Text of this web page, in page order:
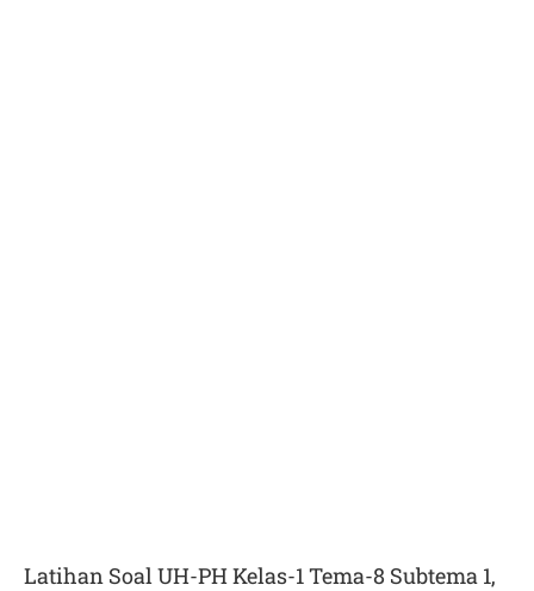
Latihan Soal UH-PH Kelas-1 Tema-8 Subtema 1,